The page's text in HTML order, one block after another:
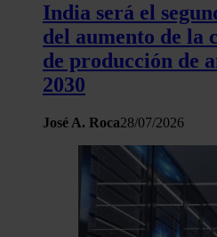
India será el
del aumento de la
de producción de
2030
José A. Roca28/07/2026